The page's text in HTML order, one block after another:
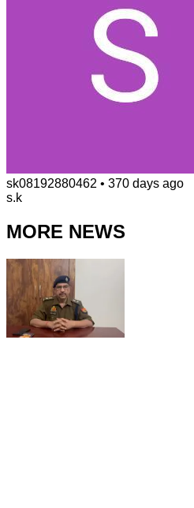
sk08192880462 • 370 days ago
s.k
MORE NEWS